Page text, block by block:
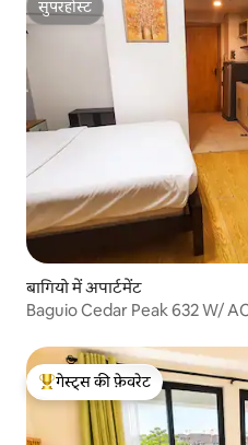
सुपरहोस्ट
सुपरहोस्ट
बागियो में अपार्टमेंट
Baguio Cedar Peak 632 W/
गेस्ट्स का टॉप फ़ेवरेट
गेस्ट्स की फ़ेवरेट